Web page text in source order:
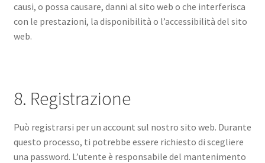
causi, o possa causare, danni al sito web o che interferisca
con le prestazioni, la disponibilità o l’accessibilità del sito
web.
8. Registrazione
Può registrarsi per un account sul nostro sito web. Durante
questo processo, ti potrebbe essere richiesto di scegliere
una password. L’utente è responsabile del mantenimento